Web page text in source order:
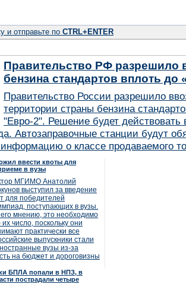
и отправьте по CTRL+ENTER
Правительство РФ разрешило
бензина стандартов вплоть до
Правительство России разрешило
территории страны бензина
"Евро-2". Решение будет действовать
Автозаправочные станции будут
информацию о классе продаваемого
ввести квоты для
в вузы
МГИМО Анатолий
выступил за введение
для победителей
поступающих в вузы.
мнению, это необходимо
их число, поскольку они
практически все
выпускники стали
вузы из-за
на бюджет и дороговизны
БПЛА попали в НПЗ, в
пострадали четыре